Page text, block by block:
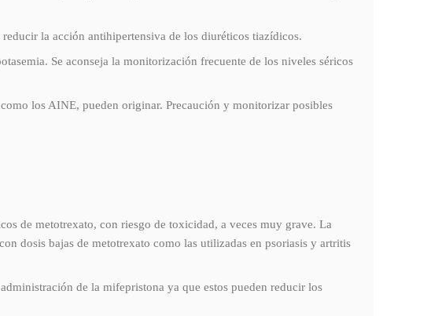
la acción antihipertensiva de los diuréticos tiazídicos.
Se aconseja la monitorización frecuente de los niveles séricos
los AINE, pueden originar. Precaución y monitorizar posibles
de metotrexato, con riesgo de toxicidad, a veces muy grave. La
dosis bajas de metotrexato como las utilizadas en psoriasis y artritis
de la mifepristona ya que estos pueden reducir los